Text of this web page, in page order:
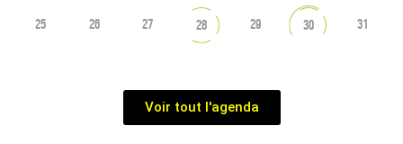
25 26 27 28 29 30 31
Voir tout l'agenda